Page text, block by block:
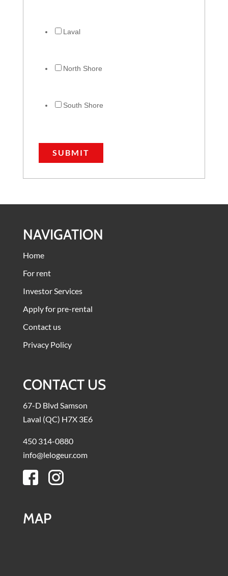
Laval
North Shore
South Shore
NAVIGATION
Home
For rent
Investor Services
Apply for pre-rental
Contact us
Privacy Policy
CONTACT US
67-D Blvd Samson
Laval (QC) H7X 3E6
450 314-0880
info@lelogeur.com
MAP